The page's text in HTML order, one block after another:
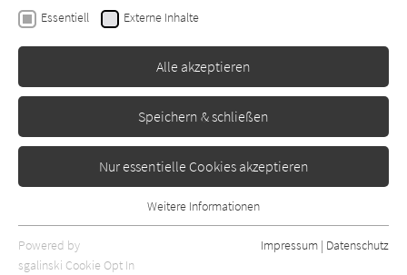
Alex Kava
Blutiger Freitag
Erschienen: Januar 2010 Bibliogr. Angaben
Essentiell Externe Inhalte
Alle akzeptieren
Speichern & schließen
Nur essentielle Cookies akzeptieren
Essentielle Cookies werden für grundlegende Funktionen der
Webseite benötigt. Dadurch ist gewährleistet, dass die Webseite
Weitere Informationen
Powered by
sgalinski Cookie Opt In
Impressum | Datenschutz